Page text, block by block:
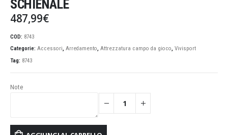
SCHIENALE
487,99€
COD: 8743
Categorie: Accessori, Arredamento, Attrezzatura campo da gioco, Vivisport
Tag: 8743
Note